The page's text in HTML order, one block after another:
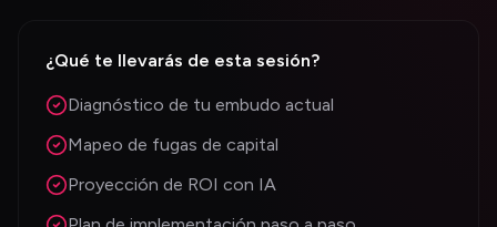
¿Qué te llevarás de esta sesión?
Diagnóstico de tu embudo actual
Mapeo de fugas de capital
Proyección de ROI con IA